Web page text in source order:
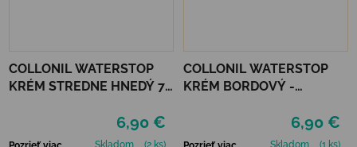
COLLONIL WATERSTOP
KRÉM STREDNE HNEDÝ 75
6,90 €
Skladom (2 ks)
COLLONIL WATERSTOP
KRÉM BORDOVÝ -
6,90 €
Skladom (1 ks)